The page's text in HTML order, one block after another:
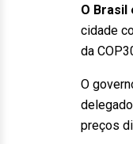
O Brasil
cidade
da
O
preços